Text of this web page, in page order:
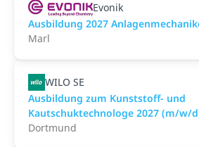
Evonik
Ausbildung 2027
Marl
WILO SE
Ausbildung zum Kunststoff- und
Kautschuktechnologe 2027 (m/w/
Dortmund